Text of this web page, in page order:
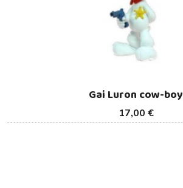
17,00 €
Gai Luron cow-boy